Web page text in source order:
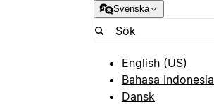
Svenska
English (US)
Bahasa Indonesia
Dansk